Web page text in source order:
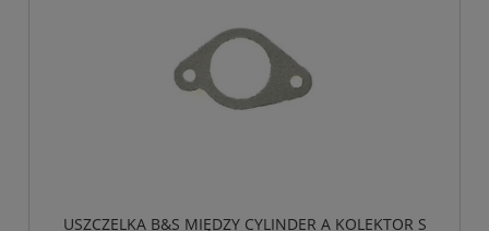
USZCZELKA B&S MIĘDZY CYLINDER A KOLEKTOR S